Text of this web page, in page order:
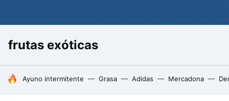
frutas exóticas
HOY SE HABLA DE
Ayuno intermitente Grasa Adidas Mercadona